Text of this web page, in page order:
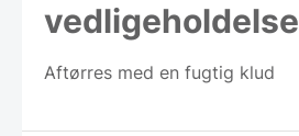
vedligeholdelse
Aftørres med en fugtig klud